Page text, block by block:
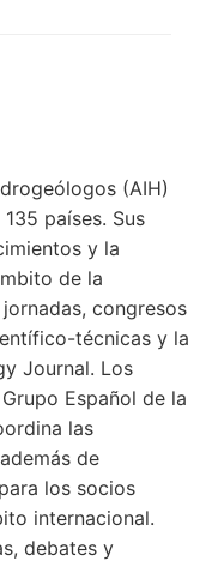
(AIH)
países. Sus
y la
de la
congresos
técnicas y la
Journal. Los
Español de la
las
de
los socios
internacional.
debates y